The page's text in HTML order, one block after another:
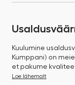
Kuulumine
Kumppani) on
et pakume
Loe lähemalt